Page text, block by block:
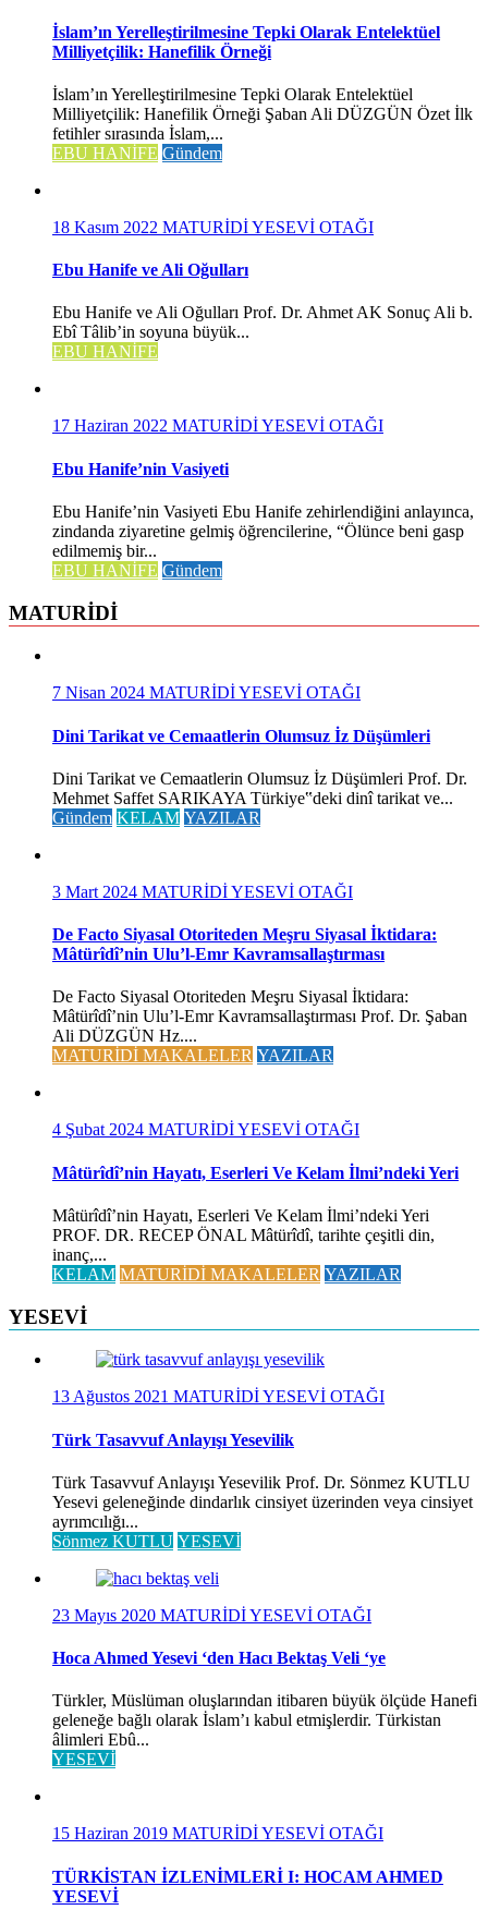
İslam’ın Yerelleştirilmesine Tepki Olarak Entelektüel
Milliyetçilik: Hanefilik Örneği
İslam’ın Yerelleştirilmesine Tepki Olarak Entelektüel
Milliyetçilik: Hanefilik Örneği Şaban Ali DÜZGÜN Özet İlk
fetihler sırasında İslam,...
EBU HANİFE Gündem
18 Kasım 2022 MATURİDİ YESEVİ OTAĞI
Ebu Hanife ve Ali Oğulları
Ebu Hanife ve Ali Oğulları Prof. Dr. Ahmet AK Sonuç Ali b.
Ebî Tâlib’in soyuna büyük...
EBU HANİFE
17 Haziran 2022 MATURİDİ YESEVİ OTAĞI
Ebu Hanife’nin Vasiyeti
Ebu Hanife’nin Vasiyeti Ebu Hanife zehirlendiğini anlayınca,
zindanda ziyaretine gelmiş öğrencilerine, “Ölünce beni gasp
edilmemiş bir...
EBU HANİFE Gündem
MATURİDİ
7 Nisan 2024 MATURİDİ YESEVİ OTAĞI
Dini Tarikat ve Cemaatlerin Olumsuz İz Düşümleri
Dini Tarikat ve Cemaatlerin Olumsuz İz Düşümleri Prof. Dr.
Mehmet Saffet SARIKAYA Türkiye‟deki dinî tarikat ve...
Gündem KELAM YAZILAR
3 Mart 2024 MATURİDİ YESEVİ OTAĞI
De Facto Siyasal Otoriteden Meşru Siyasal İktidara:
Mâtürîdî’nin Ulu’l-Emr Kavramsallaştırması
De Facto Siyasal Otoriteden Meşru Siyasal İktidara:
Mâtürîdî’nin Ulu’l-Emr Kavramsallaştırması Prof. Dr. Şaban
Ali DÜZGÜN Hz....
MATURİDİ MAKALELER YAZILAR
4 Şubat 2024 MATURİDİ YESEVİ OTAĞI
Mâtürîdî’nin Hayatı, Eserleri Ve Kelam İlmi’ndeki Yeri
Mâtürîdî’nin Hayatı, Eserleri Ve Kelam İlmi’ndeki Yeri
PROF. DR. RECEP ÖNAL Mâtürîdî, tarihte çeşitli din,
inanç,...
KELAM MATURİDİ MAKALELER YAZILAR
YESEVİ
13 Ağustos 2021 MATURİDİ YESEVİ OTAĞI
Türk Tasavvuf Anlayışı Yesevilik
Türk Tasavvuf Anlayışı Yesevilik Prof. Dr. Sönmez KUTLU
Yesevi geleneğinde dindarlık cinsiyet üzerinden veya cinsiyet
ayrımcılığı...
Sönmez KUTLU YESEVİ
23 Mayıs 2020 MATURİDİ YESEVİ OTAĞI
Hoca Ahmed Yesevi ‘den Hacı Bektaş Veli ‘ye
Türkler, Müslüman oluşlarından itibaren büyük ölçüde Hanefi
geleneğe bağlı olarak İslam’ı kabul etmişlerdir. Türkistan
âlimleri Ebû...
YESEVİ
15 Haziran 2019 MATURİDİ YESEVİ OTAĞI
TÜRKİSTAN İZLENİMLERİ I: HOCAM AHMED
YESEVİ